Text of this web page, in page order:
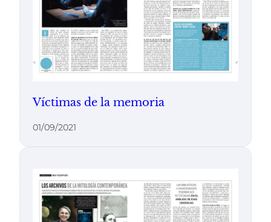
Víctimas de la memoria
01/09/2021